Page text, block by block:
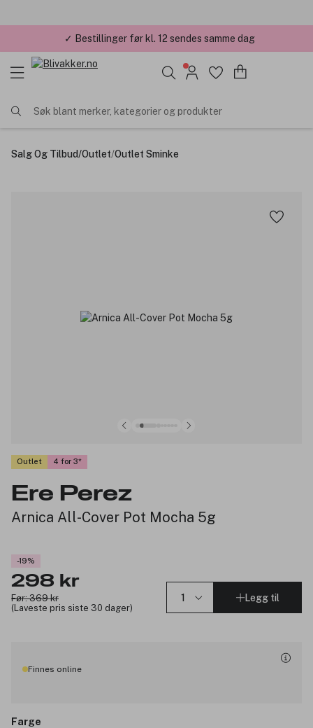
✓ Årets Nettbutikk 2026 og 2025
Søk blant merker, kategorier og produkter
Salg Og Tilbud/Outlet/Outlet Sminke
Outlet 4 for 3
Ere Perez
Arnica All-Cover Pot Mocha 5g
-19%
298 kr
Før: 369 kr
(Laveste pris siste 30 dager)
Legg til
Finnes online
Farge